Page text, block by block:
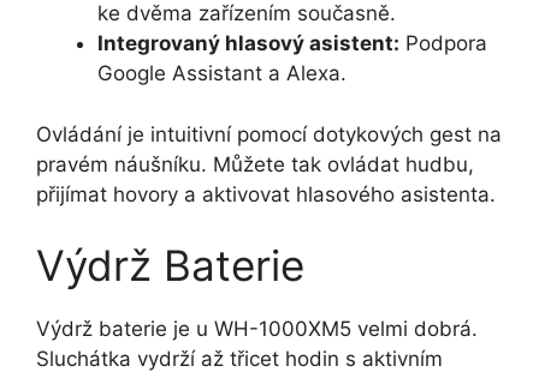
ke dvěma zařízením současně.
Integrovaný hlasový asistent: Podpora
Google Assistant a Alexa.
Ovládání je intuitivní pomocí dotykových gest na
pravém náušníku. Můžete tak ovládat hudbu,
přijímat hovory a aktivovat hlasového asistenta.
Výdrž Baterie
Výdrž baterie je u WH-1000XM5 velmi dobrá.
Sluchátka vydrží až třicet hodin s aktivním